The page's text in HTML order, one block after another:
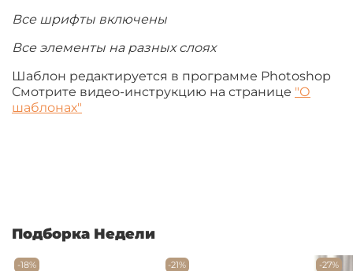
Все шрифты включены
Все элементы на разных слоях
Шаблон редактируется в программе Photoshop
Смотрите видео-инструкцию на странице "О
шаблонах"
Подборка Недели
-18% -21% -27%